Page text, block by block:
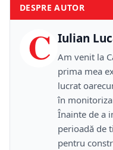
DESPRE AUTOR
C Iulian
Am venit la
prima mea
lucrat
în
Înainte de a
perioadă de
pentru